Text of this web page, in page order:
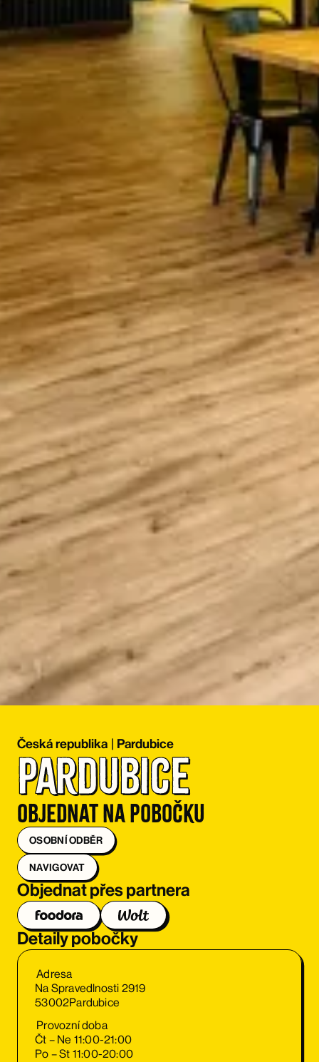
Česká republika | Pardubice
Pardubice
Objednat na pobočku
OSOBNÍ ODBĚR
NAVIGOVAT
Objednat přes partnera
Detaily pobočky
Adresa
Na Spravedlnosti 2919
53002Pardubice
Provozní doba
Čt – Ne 11:00-21:00
Po – St 11:00-20:00